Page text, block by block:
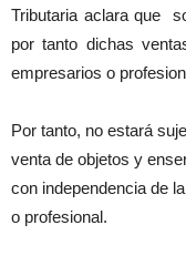
Tributaria aclara que
por tanto dichas
empresarios o
Por tanto, no estará
venta de objetos y
con independencia de
o profesional.